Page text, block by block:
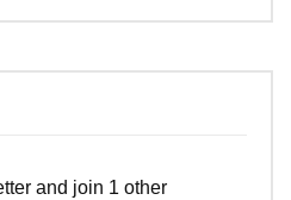
and join 1 other